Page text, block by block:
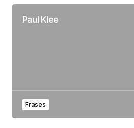
Paul Klee
Frases